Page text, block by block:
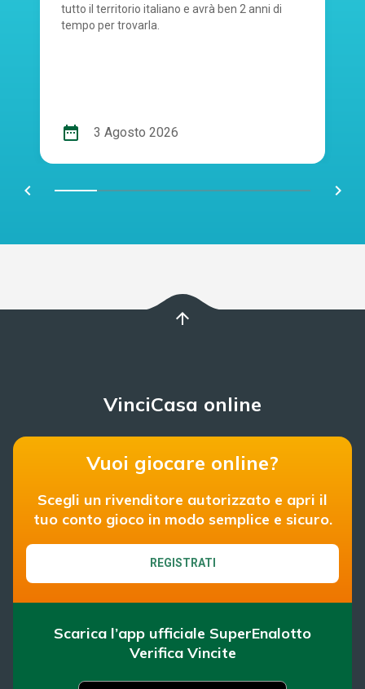
tutto il territorio italiano e avrà ben 2 anni di
tempo per trovarla.
date_range 3 Agosto 2026
chevron_left navigate_next
arrow_upward
VinciCasa online
Vuoi giocare online?
Scegli un rivenditore autorizzato e apri il
tuo conto gioco in modo semplice e sicuro.
REGISTRATI
Scarica l’app ufficiale SuperEnalotto
Verifica Vincite